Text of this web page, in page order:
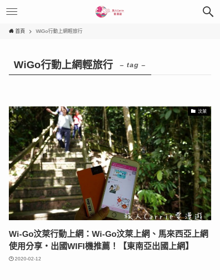
首頁 WiGo行動上網輕旅行
WiGo行動上網輕旅行 – tag –
汶萊
Wi-Go汶萊行動上網：Wi-Go汶萊上網、馬來西亞上網
使用分享‧出國WIFI機推薦！【東南亞出國上網】
2020-02-12